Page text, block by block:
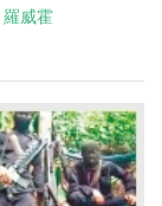
羅威霍